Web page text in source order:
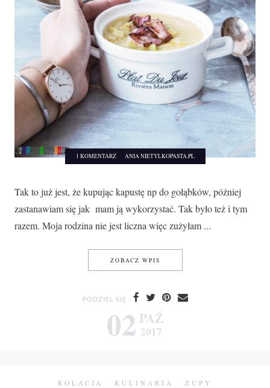
1 KOMENTARZ ANIA NIETYLKOPASTA.PL
Tak to już jest, że kupując kapustę np do gołąbków, później
zastanawiam się jak mam ją wykorzystać. Tak było też i tym
razem. Moja rodzina nie jest liczna więc zużyłam ...
02 PAŹ
2017
ZOBACZ WPIS
PODZIEL SIĘ
KOLACJA KULINARIA
ZUPY